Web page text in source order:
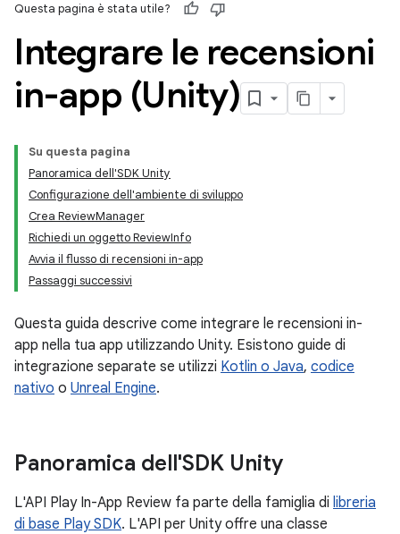
Questa pagina è stata utile?
Integrare le recensioni
in-app (Unity)
Su questa pagina
Panoramica dell'SDK Unity
Configurazione dell'ambiente di sviluppo
Crea ReviewManager
Richiedi un oggetto ReviewInfo
Avvia il flusso di recensioni in-app
Passaggi successivi
Questa guida descrive come integrare le recensioni in-
app nella tua app utilizzando Unity. Esistono guide di
integrazione separate se utilizzi Kotlin o Java, codice
nativo o Unreal Engine.
Panoramica dell'SDK Unity
L'API Play In-App Review fa parte della famiglia di libreria
di base Play SDK. L'API per Unity offre una classe